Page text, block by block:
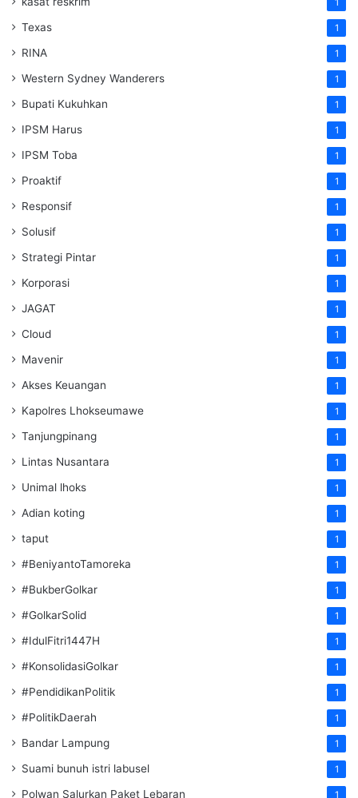
1
Texas 1
RINA 1
Western Sydney Wanderers 1
Bupati Kukuhkan 1
IPSM Harus 1
IPSM Toba 1
Proaktif 1
Responsif 1
Solusif 1
Strategi Pintar 1
Korporasi 1
JAGAT 1
Cloud 1
Mavenir 1
Akses Keuangan 1
Kapolres Lhokseumawe 1
Tanjungpinang 1
Lintas Nusantara 1
Unimal lhoks 1
Adian koting 1
taput 1
#BeniyantoTamoreka 1
#BukberGolkar 1
#GolkarSolid 1
#IdulFitri1447H 1
#KonsolidasiGolkar 1
#PendidikanPolitik 1
#PolitikDaerah 1
Bandar Lampung 1
Suami bunuh istri labusel 1
Polwan Salurkan Paket Lebaran 1